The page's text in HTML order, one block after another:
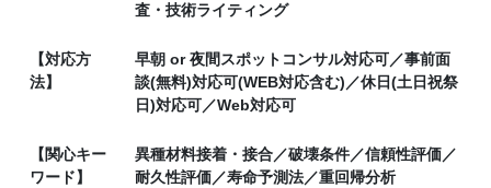
査・技術ライティング
【対応方
法】
早朝 or 夜間スポットコンサル対応可／事前面
談(無料)対応可(WEB対応含む)／休日(土日祝祭
日)対応可／Web対応可
【関心キー
ワード】
異種材料接着・接合／破壊条件／信頼性評価／
耐久性評価／寿命予測法／重回帰分析